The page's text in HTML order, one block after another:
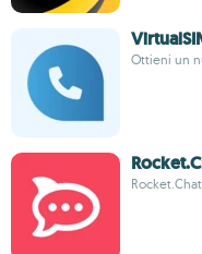
Ottieni un
Rocket.Chat